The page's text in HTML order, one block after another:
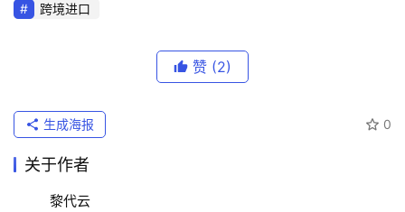
跨境进口
赞 (2)
0
生成海报
关于作者
黎代云